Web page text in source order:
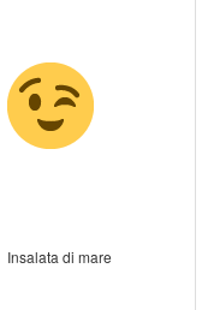
Insalata di mare